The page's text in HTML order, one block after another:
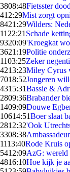
3808:48Fietsster
412:29Mist zorgt
8421:29Wilders:
11 22:21 Schade
9320:09'Kroegkat
3621:19Politie
1103:25Zeker
4213:23Miley Cyrus
7018:52Jongeren
4315:31Bassie &
2809:36Brabander
1409:09Douwe
10614:51Boer slaat
2812:32'Ook
3308:38
1113:40Rode Kruis
5412:09AzG: wereld
4816:10Hoe kijk je